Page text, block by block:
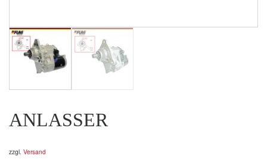
ANLASSER
zzgl. Versand